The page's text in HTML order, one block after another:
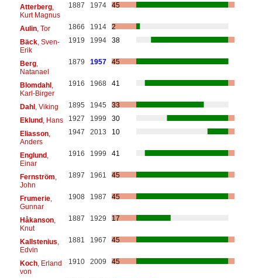
Atterberg,
Kurt Magnus
1887 1974 45
Aulin, Tor 1866 1914
2
Bäck, Sven-
Erik
1919 1994 38
Berg,
Natanael
1879 1957 45
Blomdahl,
Karl-Birger
1916 1968 41
Dahl, Viking 1895 1945
33
Eklund, Hans 1927 1999
30
Eliasson,
Anders
1947 2013 10
Englund,
Einar
1916 1999 41
Fernström
John
1897 1961 45
Frumerie,
Gunnar
1908 1987 45
Håkanson,
Knut
1887 1929 17
Kallstenius
Edvin
1881 1967 45
Koch, Erland
von
1910 2009 45